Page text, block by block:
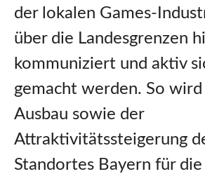
der lokalen Games-
über die Landesgrenzen
kommuniziert und aktiv
gemacht werden. So wird
Ausbau sowie der
Attraktivitätssteigerung
Standortes Bayern für die